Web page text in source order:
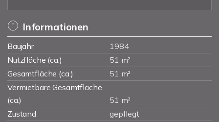
Informationen
Baujahr
1984
Nutzfläche (ca.)
51 m²
Gesamtfläche (ca.)
51 m²
Vermietbare Gesamtfläche
(ca.)
51 m²
Zustand
gepflegt